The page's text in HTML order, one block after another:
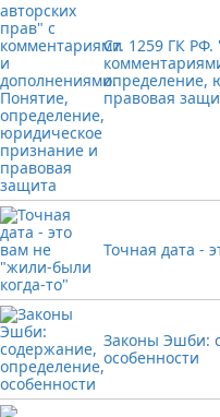
Ст. 1259 ГК
определение,
правовая
Точная дата -
Законы Эшби:
особенности